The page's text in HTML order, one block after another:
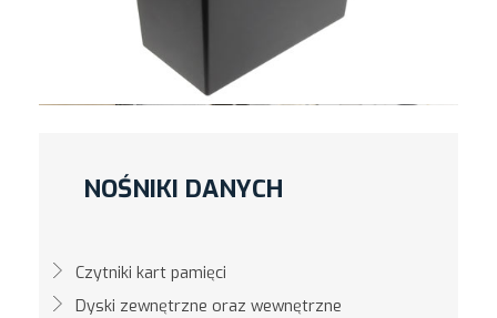
NOŚNIKI DANYCH
Czytniki kart pamięci
Dyski zewnętrzne oraz wewnętrzne